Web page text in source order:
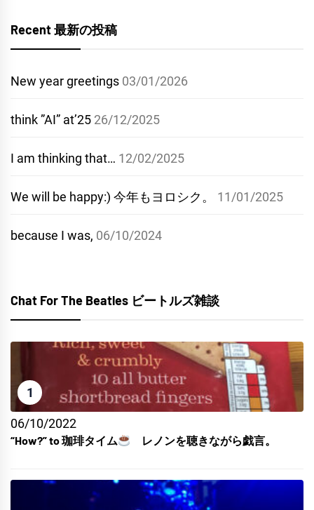
Recent 最新の投稿
New year greetings 03/01/2026
think ”AI” at’25 26/12/2025
I am thinking that… 12/02/2025
We will be happy:) 今年もヨロシク。 11/01/2025
because I was, 06/10/2024
Chat For The Beatles ビートルズ雑談
1
06/10/2022
“How?” to 珈琲タイム レノンを聴きながら戯言。